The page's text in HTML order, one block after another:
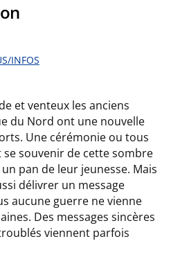
INFOS
et venteux les anciens
du Nord ont une nouvelle
Une cérémonie ou tous
souvenir de cette sombre
pan de leur jeunesse. Mais
délivrer un message
aucune guerre ne vienne
Des messages sincères
viennent parfois